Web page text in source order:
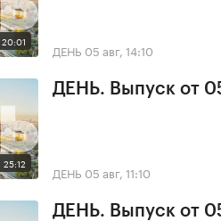
20:01 ДЕНЬ 05 авг, 14:10
25:12
ДЕНЬ. Выпуск от
ДЕНЬ 05 авг, 11:10
ДЕНЬ. Выпуск от